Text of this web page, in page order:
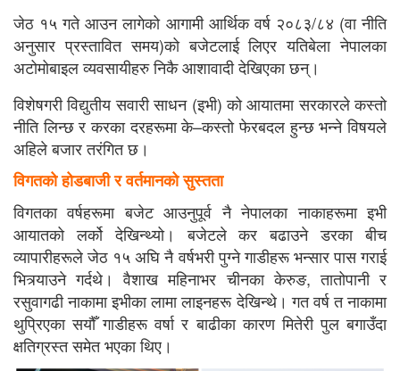
जेठ १५ गते आउन लागेको आगामी आर्थिक वर्ष २०८३/८४ (वा नीति
अनुसार प्रस्तावित समय)को बजेटलाई लिएर यतिबेला नेपालका
अटोमोबाइल व्यवसायीहरु निकै आशावादी देखिएका छन्।
विशेषगरी विद्युतीय सवारी साधन (इभी) को आयातमा सरकारले कस्तो
नीति लिन्छ र करका दरहरूमा के–कस्तो फेरबदल हुन्छ भन्ने विषयले
अहिले बजार तरंगित छ।
विगतको होडबाजी र वर्तमानको सुस्तता
विगतका वर्षहरूमा बजेट आउनुपूर्व नै नेपालका नाकाहरूमा इभी
आयातको लर्को देखिन्थ्यो। बजेटले कर बढाउने डरका बीच
व्यापारीहरूले जेठ १५ अघि नै वर्षभरी पुग्ने गाडीहरू भन्सार पास गराई
भित्र्याउने गर्दथे। वैशाख महिनाभर चीनका केरुङ, तातोपानी र
रसुवागढी नाकामा इभीका लामा लाइनहरू देखिन्थे। गत वर्ष त नाकामा
थुप्रिएका सयौँ गाडीहरू वर्षा र बाढीका कारण मितेरी पुल बगाउँदा
क्षतिग्रस्त समेत भएका थिए।